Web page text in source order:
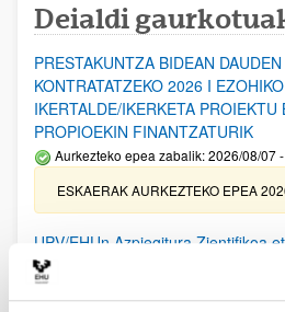
Deialdi
PRESTAKUNTZA BIDEAN
KONTRATATZEKO 2026 I
IKERTALDE/IKERKETA PROIEKTU
PROPIOEKIN FINANTZATURIK
Aurkezteko epea zabalik: 2026/08/07
ESKAERAK AURKEZTEKO EPEA
UPV/EHUn Azpiegitura Zientifikoa
erosi eta berritzeko laguntzak 2026